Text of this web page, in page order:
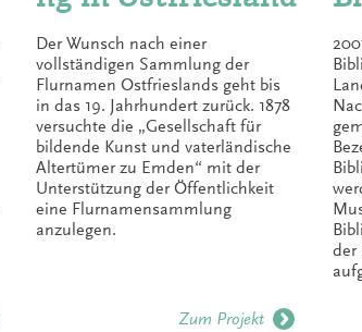
Der Wunsch nach einer
vollständigen Sammlung der
Flurnamen Ostfrieslands geht bis
in das 19. Jahrhundert zurück. 1878
versuchte die „Gesellschaft für
bildende Kunst und vaterländische
Altertümer zu Emden“ mit der
Unterstützung der Öffentlichkeit
eine Flurnamensammlung
anzulegen.
Zum Projekt
der